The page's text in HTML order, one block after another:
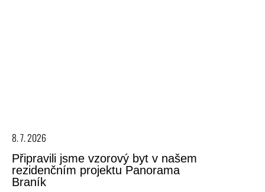
8. 7. 2026
Připravili jsme vzorový byt v našem
rezidenčním projektu Panorama
Braník